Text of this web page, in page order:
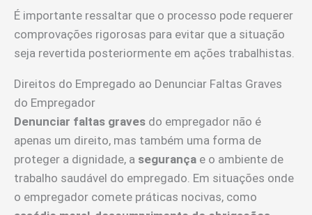
É importante ressaltar que o processo pode requerer
comprovações rigorosas para evitar que a situação
seja revertida posteriormente em ações trabalhistas.
Direitos do Empregado ao Denunciar Faltas Graves
do Empregador
Denunciar faltas graves do empregador não é
apenas um direito, mas também uma forma de
proteger a dignidade, a segurança e o ambiente de
trabalho saudável do empregado. Em situações onde
o empregador comete práticas nocivas, como